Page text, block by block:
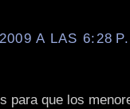
A LAS 6:28
para que los